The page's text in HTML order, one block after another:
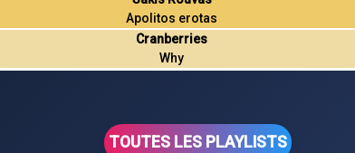
Apolitos erotas
Cranberries
Why
TOUTES LES PLAYLISTS